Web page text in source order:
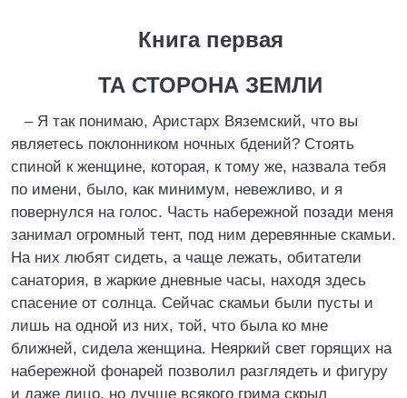
Книга первая
ТА СТОРОНА ЗЕМЛИ
– Я так понимаю, Аристарх Вяземский, что вы
являетесь поклонником ночных бдений? Стоять
спиной к женщине, которая, к тому же, назвала тебя
по имени, было, как минимум, невежливо, и я
повернулся на голос. Часть набережной позади меня
занимал огромный тент, под ним деревянные скамьи.
На них любят сидеть, а чаще лежать, обитатели
санатория, в жаркие дневные часы, находя здесь
спасение от солнца. Сейчас скамьи были пусты и
лишь на одной из них, той, что была ко мне
ближней, сидела женщина. Неяркий свет горящих на
набережной фонарей позволил разглядеть и фигуру
и даже лицо, но лучше всякого грима скрыл